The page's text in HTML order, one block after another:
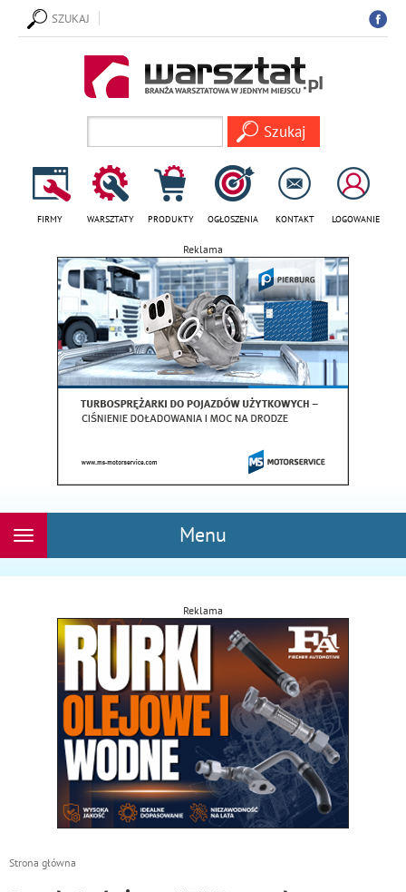
SZUKAJ
FIRMY WARSZTATY PRODUKTY OGŁOSZENIA KONTAKT LOGOWANIE
Reklama
Menu
Rozwiń
Reklama
Strona główna